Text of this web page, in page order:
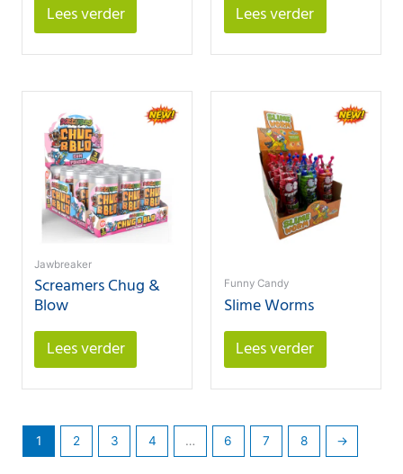
Lees verder
Lees verder
Jawbreaker
Screamers Chug &
Blow
Lees verder
Funny Candy
Slime Worms
Lees verder
1 2 3 4 … 6 7 8 →